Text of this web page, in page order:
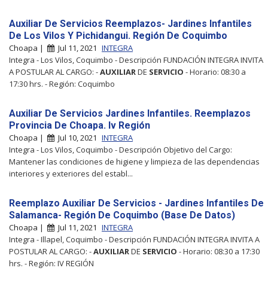
Auxiliar De Servicios Reemplazos- Jardines Infantiles
De Los Vilos Y Pichidangui. Región De Coquimbo
Choapa | Jul 11, 2021 INTEGRA
Integra - Los Vilos, Coquimbo - Descripción FUNDACIÓN INTEGRA INVITA
A POSTULAR AL CARGO: -AUXILIAR DE SERVICIO - Horario: 08:30 a
17:30 hrs. - Región: Coquimbo
Auxiliar De Servicios Jardines Infantiles. Reemplazos
Provincia De Choapa. Iv Región
Choapa | Jul 10, 2021 INTEGRA
Integra - Los Vilos, Coquimbo - Descripción Objetivo del Cargo:
Mantener las condiciones de higiene y limpieza de las dependencias
interiores y exteriores del establ...
Reemplazo Auxiliar De Servicios - Jardines Infantiles De
Salamanca- Región De Coquimbo (Base De Datos)
Choapa | Jul 11, 2021 INTEGRA
Integra - Illapel, Coquimbo - Descripción FUNDACIÓN INTEGRA INVITA A
POSTULAR AL CARGO: -AUXILIAR DE SERVICIO - Horario: 08:30 a 17:30
hrs. - Región: IV REGIÓN